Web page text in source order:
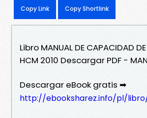
Copy Link Copy Shortlink
Libro MANUAL DE CAPACIDAD DE
HCM 2010 Descargar PDF -
Descargar eBook gratis ➡
http://ebooksharez.info/pl/